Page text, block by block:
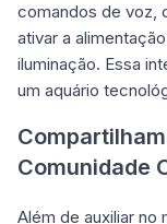
comandos de voz,
ativar a
iluminação. Essa
um aquário
Comunidade
Além de auxiliar no